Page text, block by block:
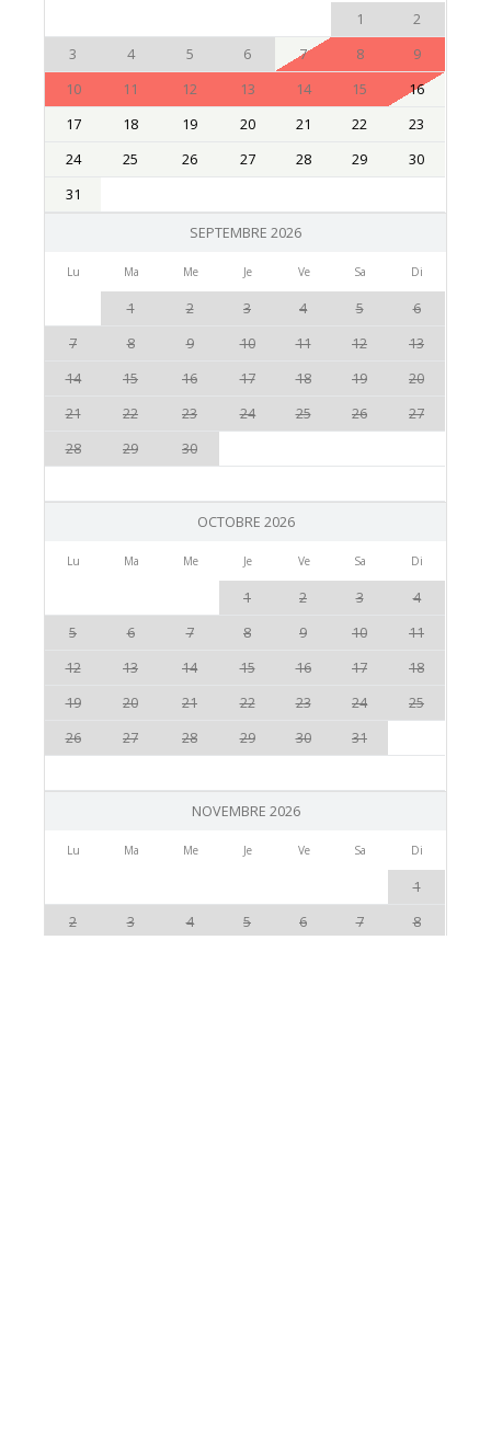
1
2
3
4 5 6 7 8
9
10
11 12 13 14 15
16
17
18 19 20 21 22
23
24
25 26 27 28 29
30
31
SEPTEMBRE 2026
Lu Ma Me Je Ve Sa Di
1 2 3 4 5
6
7
8 9 10 11 12
13
14
15 16 17 18 19
20
21
22 23 24 25 26
27
28
29 30
OCTOBRE 2026
Lu Ma Me Je Ve Sa Di
1 2 3
4
5
6 7 8 9 10
11
12
13 14 15 16 17
18
19
20 21 22 23 24
25
26
27 28 29 30 31
NOVEMBRE 2026
Lu Ma Me Je Ve Sa Di
1
2
3 4 5 6 7
8